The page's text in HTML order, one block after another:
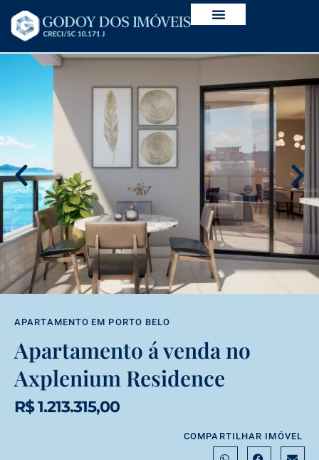
APARTAMENTO EM PORTO BELO
Apartamento á venda no
Axplenium Residence
R$ 1.213.315,00
COMPARTILHAR IMÓVEL